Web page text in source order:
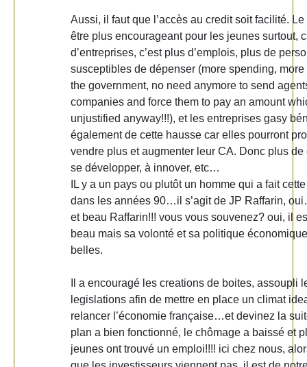
Aussi, il faut que l’accès au credit soit facilité.
être plus encourageant pour les jeunes surtout,
d’entreprises, c’est plus d’emplois, plus de
susceptibles de dépenser (more spending, more
the government, no need anymore to send
companies and force them to pay an amount
unjustified anyway!!!), et les entreprises gasy
également de cette hausse car elles pourront
vendre plus et augmenter leur CA. Donc plus de
se développer, à innover, etc…
IL y a un pays ou plutôt un homme qui a fait
dans les années 90…il s’agit de JP Raffarin,
et beau Raffarin!!! vous vous souvenez? oui, il
beau mais sa volonté et sa politique
belles.
Il a encouragé les creations de boites, assoupli
legislations afin de mettre en place un climat
relancer l’économie française…et devinez la
plan a bien fonctionné, le chômage a baissé et
jeunes ont trouvé un emploi!!!! ici chez nous,